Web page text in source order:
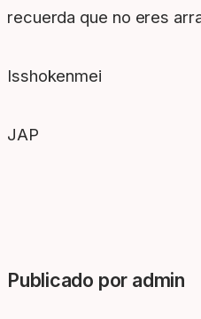
recuerda que no eres
Isshokenmei
JAP
Publicado por admin